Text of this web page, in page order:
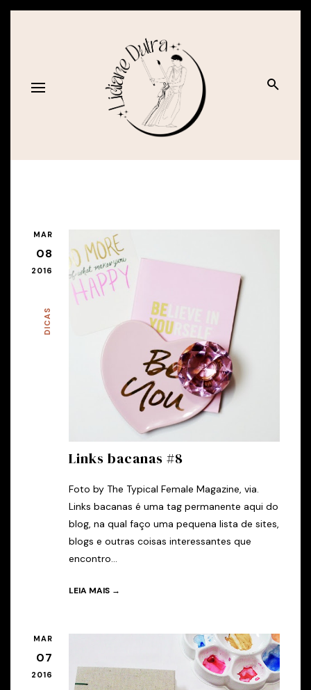
MAR
08
2016
DICAS
Links bacanas #8
Foto by The Typical Female Magazine, via.
Links bacanas é uma tag permanente aqui do
blog, na qual faço uma pequena lista de sites,
blogs e outras coisas interessantes que
encontro...
LEIA MAIS →
MAR
07
2016